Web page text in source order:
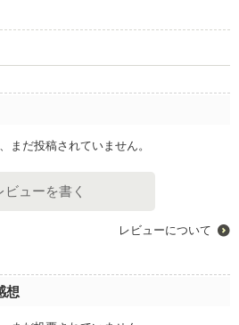
まだ投稿されていません。
ビューを書く
レビューについて
想